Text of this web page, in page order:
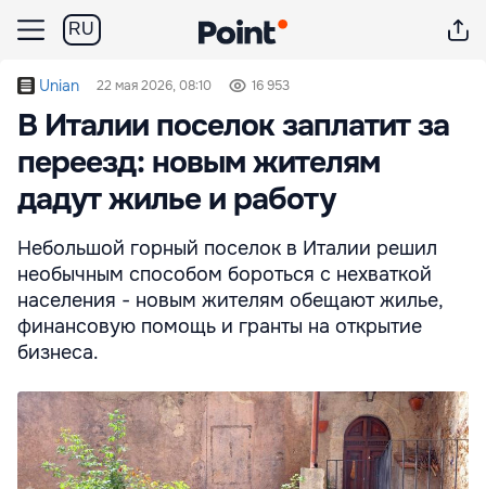
RU
Unian 22 мая 2026, 08:10 16 953
В Италии поселок заплатит за
переезд: новым жителям
дадут жилье и работу
Небольшой горный поселок в Италии решил
необычным способом бороться с нехваткой
населения - новым жителям обещают жилье,
финансовую помощь и гранты на открытие
бизнеса.